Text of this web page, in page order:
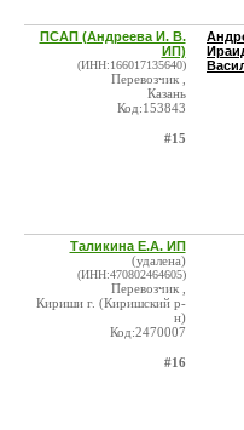
ПСАП (Андреева И. В.
ИП)
(ИНН:166017135640)
Перевозчик ,
Казань
Код:153843
#15
Таликина Е.А. ИП
(удалена)
(ИНН:470802464605)
Перевозчик ,
Кириши г. (Киришский р-
н)
Код:2470007
#16